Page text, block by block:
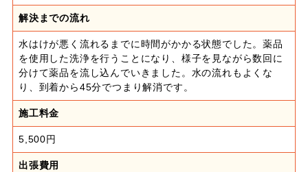
解決までの流れ
水はけが悪く流れるまでに時間がかかる状態でした。薬品
を使用した洗浄を行うことになり、様子を見ながら数回に
分けて薬品を流し込んでいきました。水の流れもよくな
り、到着から45分でつまり解消です。
施工料金
5,500円
出張費用